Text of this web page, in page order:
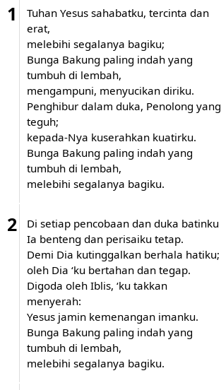
1
Tuhan Yesus sahabatku, tercinta dan
erat,
melebihi segalanya bagiku;
Bunga Bakung paling indah yang
tumbuh di lembah,
mengampuni, menyucikan diriku.
Penghibur dalam duka, Penolong yang
teguh;
kepada-Nya kuserahkan kuatirku.
Bunga Bakung paling indah yang
tumbuh di lembah,
melebihi segalanya bagiku.
2
Di setiap pencobaan dan duka batinku
Ia benteng dan perisaiku tetap.
Demi Dia kutinggalkan berhala hatiku;
oleh Dia ‘ku bertahan dan tegap.
Digoda oleh Iblis, ‘ku takkan
menyerah:
Yesus jamin kemenangan imanku.
Bunga Bakung paling indah yang
tumbuh di lembah,
melebihi segalanya bagiku.